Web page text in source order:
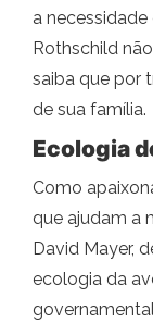
a
Rothschild
saiba que por
de sua família.
Ecologia
Como
que ajudam a
David Mayer,
ecologia da